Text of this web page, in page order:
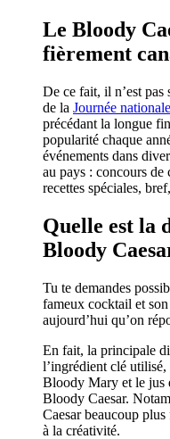
Le Bloody
fièrement
De ce fait, il n’est pas
de la Journée
précédant la longue
popularité chaque
événements dans
au pays : concours de
recettes spéciales,
Quelle est la
Bloody
Tu te demandes
fameux cocktail et
aujourd’hui qu’on
En fait, la principale
l’ingrédient clé
Bloody Mary et le jus
Bloody Caesar.
Caesar beaucoup
à la créativité.